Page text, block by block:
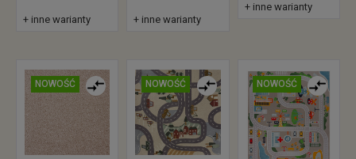
+ inne warianty + inne warianty
+ inne warianty
NOWOŚĆ NOWOŚĆ NOWOŚĆ